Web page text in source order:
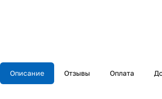
Описание Отзывы Оплата